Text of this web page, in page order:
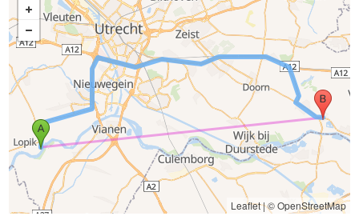
Leaflet|© OpenStreetMap